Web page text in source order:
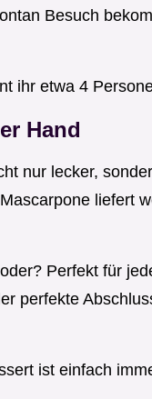
Besuch
ihr etwa 4
Hand
nur lecker,
liefert
Perfekt für
perfekte
ist einfach